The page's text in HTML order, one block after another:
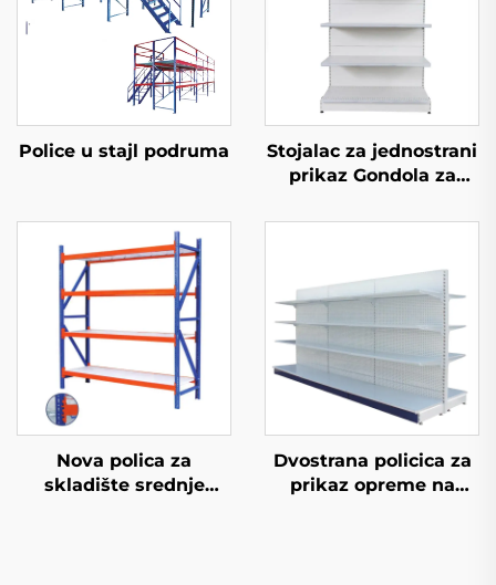
Police u stajl podruma
Stojalac za jednostrani
prikaz Gondola za
S002
Nova polica za
skladište srednje
Dvostrana policica za
prikaz opreme na